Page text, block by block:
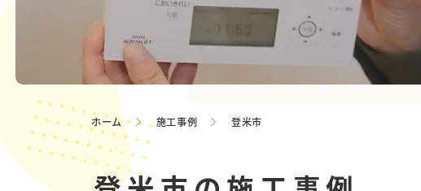
ホーム 施工事例 登米市